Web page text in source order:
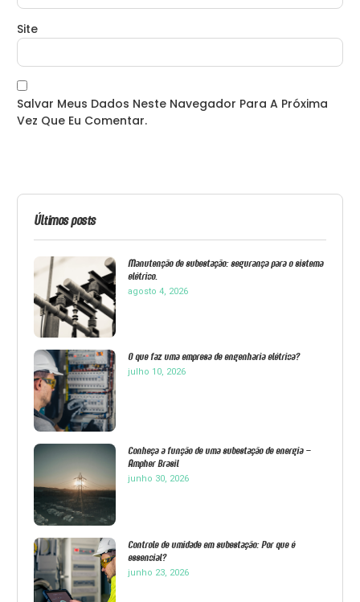
Site
Salvar Meus Dados Neste Navegador Para A Próxima
Vez Que Eu Comentar.
Últimos posts
Manutenção de subestação: segurança para o sistema
elétrico.
agosto 4, 2026
O que faz uma empresa de engenharia elétrica?
julho 10, 2026
Conheça a função de uma subestação de energia –
Ampher Brasil
junho 30, 2026
Controle de umidade em subestação: Por que é
essencial?
junho 23, 2026